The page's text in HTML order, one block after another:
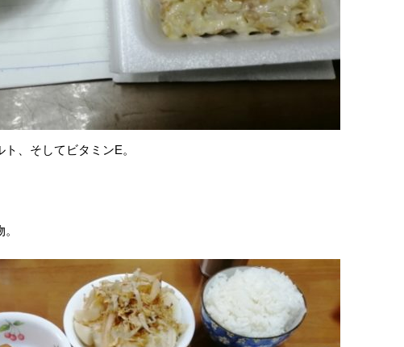
、そしてビタミンE。